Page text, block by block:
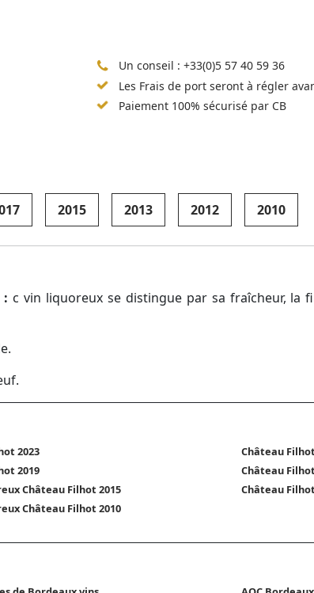
Un conseil : +33(0)5 57 40 59 36
Les Frais de port seront à régler
Paiement 100% sécurisé par CB
2015 2013 2012 2010
: c vin liquoreux se distingue par sa fraîcheur, la
2023
Château
2019
Château
Château Filhot 2015
Château
Château Filhot 2010